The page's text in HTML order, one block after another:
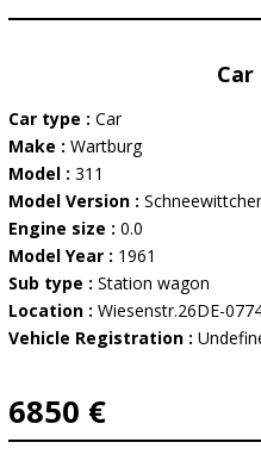
Car
Car type : Car
Make : Wartburg
Model : 311
Model Version :
Engine size : 0.0
Model Year : 1961
Sub type : Station wagon
Location : Wiesenstr.26DE-
Vehicle Registration :
6850 €